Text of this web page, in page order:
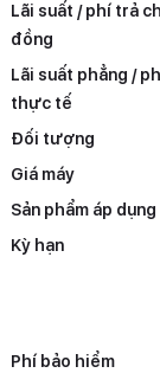
Lãi suất / phí trả
đồng
Lãi suất phẳng /
thực tế
Đối tượng
Giá máy
Sản phẩm áp dụng
Kỳ hạn
Phí bảo hiểm